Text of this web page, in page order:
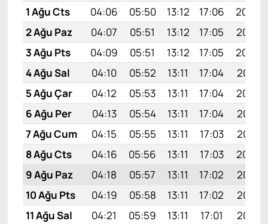
1 Ağu Cts
04:06 05:50 13:12 17:06
20:24
2 Ağu Paz
04:07 05:51 13:12 17:05
20:23
3 Ağu Pts
04:09 05:51 13:12 17:05
20:22
4 Ağu Sal
04:10 05:52 13:11 17:04
20:21
5 Ağu Çar
04:12 05:53 13:11 17:04
20:19
6 Ağu Per
04:13 05:54 13:11 17:04
20:18
7 Ağu Cum
04:15 05:55 13:11 17:03
20:17
8 Ağu Cts
04:16 05:56 13:11 17:03
20:16
9 Ağu Paz
04:18 05:57 13:11 17:02
20:15
10 Ağu Pts
04:19 05:58 13:11 17:02
20:13
11 Ağu Sal
04:21 05:59 13:11 17:01
20:12